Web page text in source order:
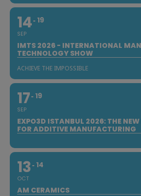
14
SEP
19
IMTS 2026 - INTERNATIONAL
TECHNOLOGY SHOW
ACHIEVE THE IMPOSSIBLE
17
SEP
19
EXPO3D ISTANBUL 2026: THE
FOR ADDITIVE MANUFACTURING
13
OCT
14
AM CERAMICS